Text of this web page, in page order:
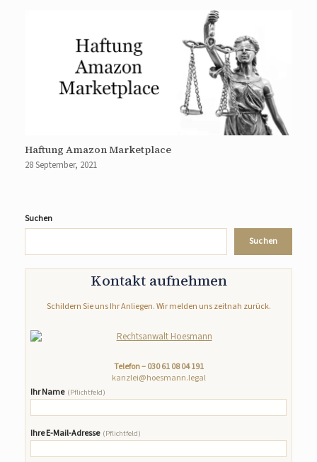
Haftung Amazon Marketplace
28 September, 2021
Suchen
Suchen
Kontakt aufnehmen
Schildern Sie uns Ihr Anliegen. Wir melden uns zeitnah zurück.
Telefon –030 61 08 04 191
kanzlei@hoesmann.legal
Ihr Name (Pflichtfeld)
Ihre E-Mail-Adresse (Pflichtfeld)